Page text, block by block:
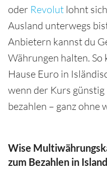
oder Revolut lohnt
Ausland unterwegs
Anbietern kannst du
Währungen halten. So
Hause Euro in
wenn der Kurs
bezahlen – ganz ohne
Wise
zum Bezahlen in Island